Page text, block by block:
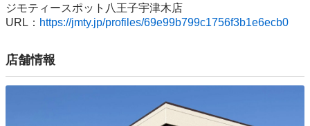
ジモティースポット八王子宇津木店
URL： https://jmty.jp/profiles/69e99b799c1756f3b1e6ecb0
店舗情報